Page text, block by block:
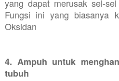
yang dapat merusak sel-
Fungsi ini yang biasanya
Oksidan
4. Ampuh untuk
tubuh